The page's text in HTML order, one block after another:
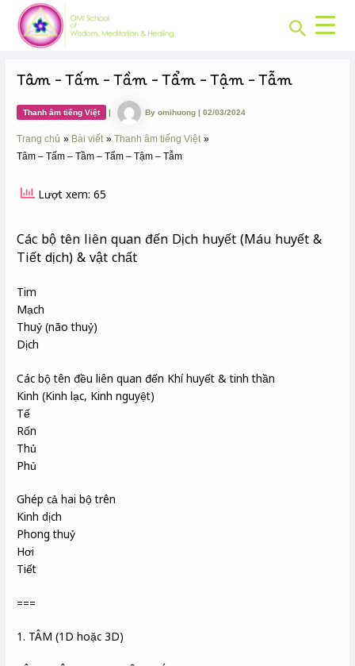
content
Search
Tâm – Tấm – Tầm – Tẩm – Tậm – Tẫm
Thanh âm tiếng Việt | Byomihuong|02/03/2024
Trang chủ Bài viết
Thanh âm tiếng Việt
Tâm – Tấm – Tầm – Tẩm – Tậm – Tẫm
Lượt xem: 65
Các bộ tên liên quan đến Dịch huyết (Máu huyết &
Tiết dịch) & vật chất
Tim
Mạch
Thuỷ (não thuỷ)
Dịch
Các bộ tên đều liên quan đến Khí huyết & tinh thần
Kinh (Kinh lạc, Kinh nguyệt)
Tế
Rốn
Thủ
Phủ
Ghép cả hai bộ trên
Kinh dịch
Phong thuỷ
Hơi
Tiết
===
1. TÂM (1D hoặc 3D)
Post
navigation
CHUYÊN
MỤC: